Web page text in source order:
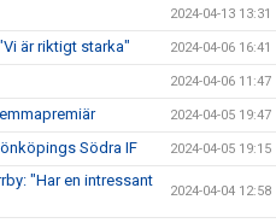
2024-04-13 13:31
är riktigt starka" 2024-04-06 16:41
2024-04-06 11:47
2024-04-05 19:47
Södra IF 2024-04-05 19:15
"Har en intressant
2024-04-04 12:58